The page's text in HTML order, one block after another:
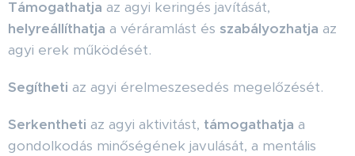
Támogathatja az agyi keringés javítását,
helyreállíthatja a véráramlást és szabályozhatja az
agyi erek működését.
Segítheti az agyi érelmeszesedés megelőzését.
Serkentheti az agyi aktivitást, támogathatja a
gondolkodás minőségének javulását, a mentális